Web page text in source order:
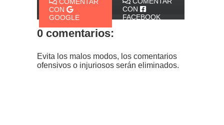
COMENTAR
CON
GOOGLE
CON
FACEBOOK
0 comentarios:
Evita los malos modos, los comentarios
ofensivos o injuriosos serán eliminados.